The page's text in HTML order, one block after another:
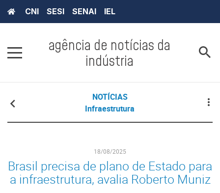
CNI SESI SENAI IEL
agência de notícias da
indústria
NOTÍCIAS
Infraestrutura
18/08/2025
Brasil precisa de plano de Estado para
a infraestrutura, avalia Roberto Muniz